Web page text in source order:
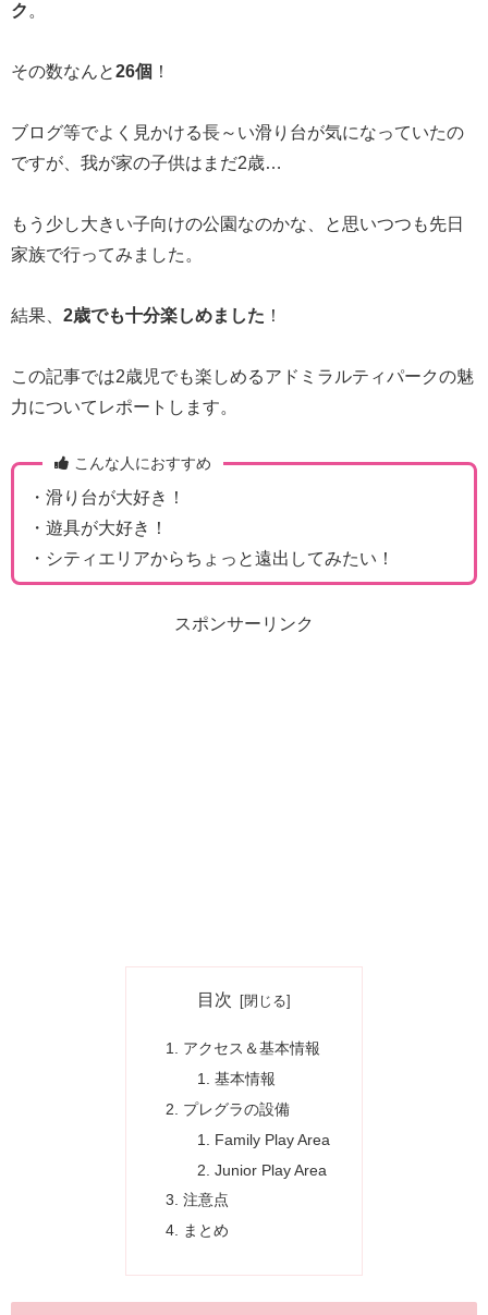
ク 。
その数なんと26個 ！
ブログ等でよく見かける長～い滑り台が気になっていたの
ですが、我が家の子供はまだ2歳…
もう少し大きい子向けの公園なのかな、と思いつつも先日
家族で行ってみました。
結果、 2歳でも十分楽しめました ！
この記事では2歳児でも楽しめるアドミラルティパークの魅
力についてレポートします。
こんな人におすすめ
・滑り台が大好き！
・遊具が大好き！
・シティエリアからちょっと遠出してみたい！
スポンサーリンク
目次
アクセス＆基本情報
基本情報
プレグラの設備
Family Play Area
Junior Play Area
注意点
まとめ